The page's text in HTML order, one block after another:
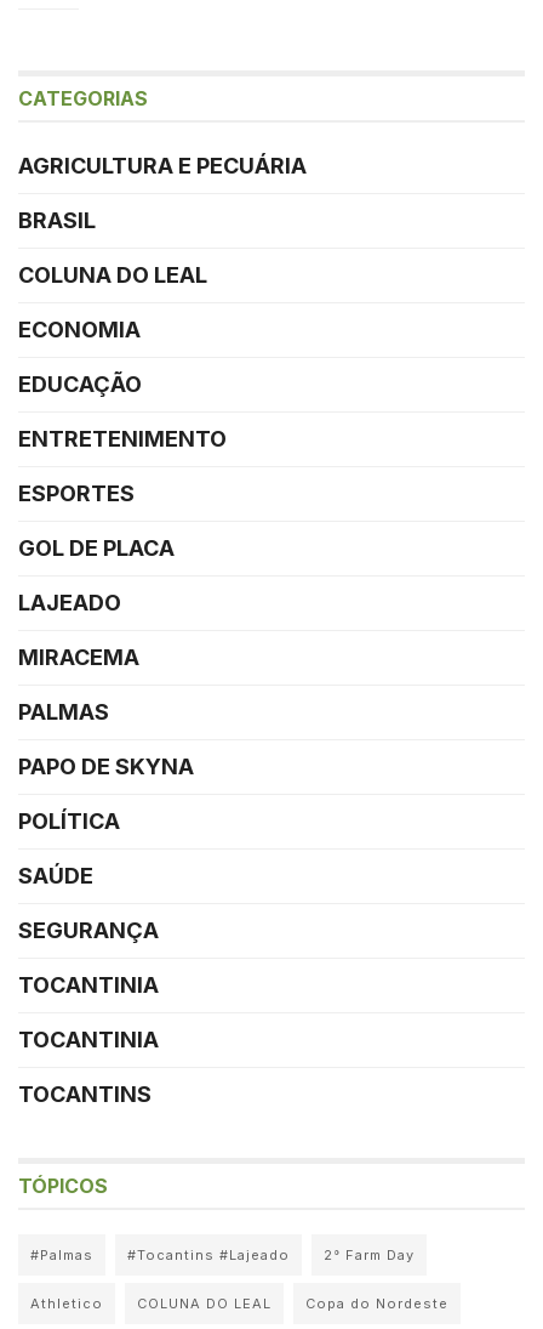
CATEGORIAS
AGRICULTURA E PECUÁRIA
BRASIL
COLUNA DO LEAL
ECONOMIA
EDUCAÇÃO
ENTRETENIMENTO
ESPORTES
GOL DE PLACA
LAJEADO
MIRACEMA
PALMAS
PAPO DE SKYNA
POLÍTICA
SAÚDE
SEGURANÇA
TOCANTINIA
TOCANTINIA
TOCANTINS
TÓPICOS
#Palmas #Tocantins #Lajeado 2° Farm Day
Athletico COLUNA DO LEAL Copa do Nordeste